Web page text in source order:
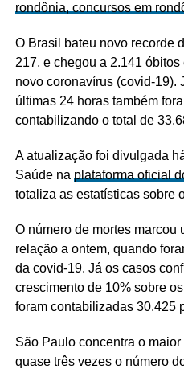
rondônia, concursos em
O Brasil bateu novo recorde
217, e chegou a 2.141
novo coronavírus (covid-19).
últimas 24 horas também
contabilizando o total de
A atualização foi divulgada
Saúde na plataforma oficial
totaliza as estatísticas sobre
O número de mortes marcou
relação a ontem, quando
da covid-19. Já os casos
crescimento de 10% sobre
foram contabilizadas 30.425
São Paulo concentra o
quase três vezes o número